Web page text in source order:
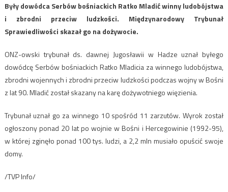
Były dowódca Serbów bośniackich Ratko Mladić winny ludobójstwa
i zbrodni przeciw ludzkości. Międzynarodowy Trybunał
Sprawiedliwości skazał go na dożywocie.
ONZ-owski trybunał ds. dawnej Jugosławii w Hadze uznał byłego
dowódcę Serbów bośniackich Ratko Mladicia za winnego ludobójstwa,
zbrodni wojennych i zbrodni przeciw ludzkości podczas wojny w Bośni
z lat 90. Mladić został skazany na karę dożywotniego więzienia.
Trybunał uznał go za winnego 10 spośród 11 zarzutów. Wyrok został
ogłoszony ponad 20 lat po wojnie w Bośni i Hercegowinie (1992-95),
w której zginęło ponad 100 tys. ludzi, a 2,2 mln musiało opuścić swoje
domy.
/TVP Info/